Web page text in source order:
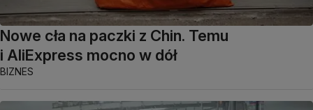
Nowe cła na paczki z Chin. Temu
i AliExpress mocno w dół
BIZNES